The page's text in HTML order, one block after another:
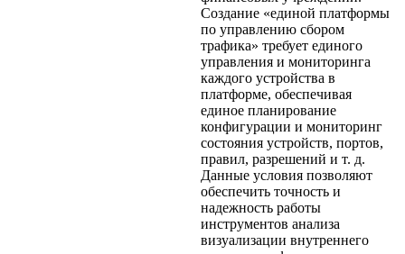
Создание «единой платформы
по управлению сбором
трафика» требует единого
управления и мониторинга
каждого устройства в
платформе, обеспечивая
единое планирование
конфигурации и мониторинг
состояния устройств, портов,
правил, разрешений и т. д.
Данные условия позволяют
обеспечить точность и
надежность работы
инструментов анализа
визуализации внутреннего